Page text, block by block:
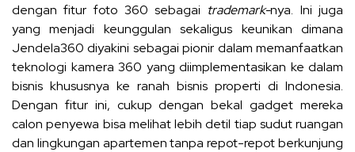
dengan fitur foto 360 sebagai trademark-nya. Ini juga
yang menjadi keunggulan sekaligus keunikan dimana
Jendela360 diyakini sebagai pionir dalam memanfaatkan
teknologi kamera 360 yang diimplementasikan ke dalam
bisnis khususnya ke ranah bisnis properti di Indonesia.
Dengan fitur ini, cukup dengan bekal gadget mereka
calon penyewa bisa melihat lebih detil tiap sudut ruangan
dan lingkungan apartemen tanpa repot-repot berkunjung